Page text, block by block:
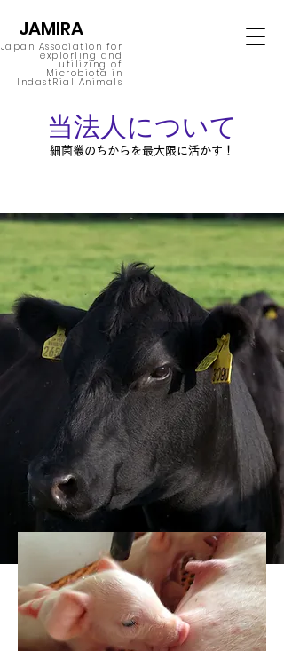
JAMIRA
Japan Association for
explorling and
utilizing of
Microbiota in
IndastRial Animals
当法人について
細菌叢のちからを最大限に活かす！